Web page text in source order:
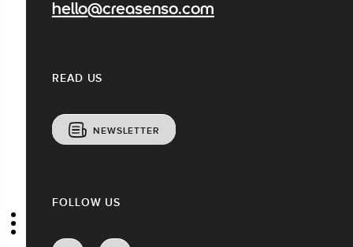
hello@creasenso.com
READ US
NEWSLETTER
FOLLOW US